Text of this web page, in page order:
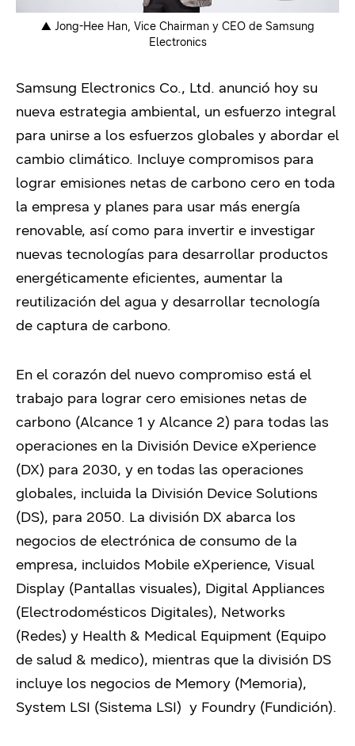
▲ Jong-Hee Han, Vice Chairman y CEO de Samsung
Electronics
Samsung Electronics Co., Ltd. anunció hoy su
nueva estrategia ambiental, un esfuerzo integral
para unirse a los esfuerzos globales y abordar el
cambio climático. Incluye compromisos para
lograr emisiones netas de carbono cero en toda
la empresa y planes para usar más energía
renovable, así como para invertir e investigar
nuevas tecnologías para desarrollar productos
energéticamente eficientes, aumentar la
reutilización del agua y desarrollar tecnología
de captura de carbono.
En el corazón del nuevo compromiso está el
trabajo para lograr cero emisiones netas de
carbono (Alcance 1 y Alcance 2) para todas las
operaciones en la División Device eXperience
(DX) para 2030, y en todas las operaciones
globales, incluida la División Device Solutions
(DS), para 2050. La división DX abarca los
negocios de electrónica de consumo de la
empresa, incluidos Mobile eXperience, Visual
Display (Pantallas visuales), Digital Appliances
(Electrodomésticos Digitales), Networks
(Redes) y Health & Medical Equipment (Equipo
de salud & medico), mientras que la división DS
incluye los negocios de Memory (Memoria),
System LSI (Sistema LSI) y Foundry (Fundición).